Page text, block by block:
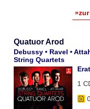
Quatuor Arod
Debussy • Ravel •
String Quartets
1